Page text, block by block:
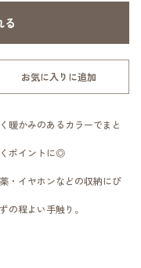
お気に入りに追加
暖かみのあるカラーでまと
ポイントに◎
・イヤホンなどの収納にぴ
の程よい手触り。